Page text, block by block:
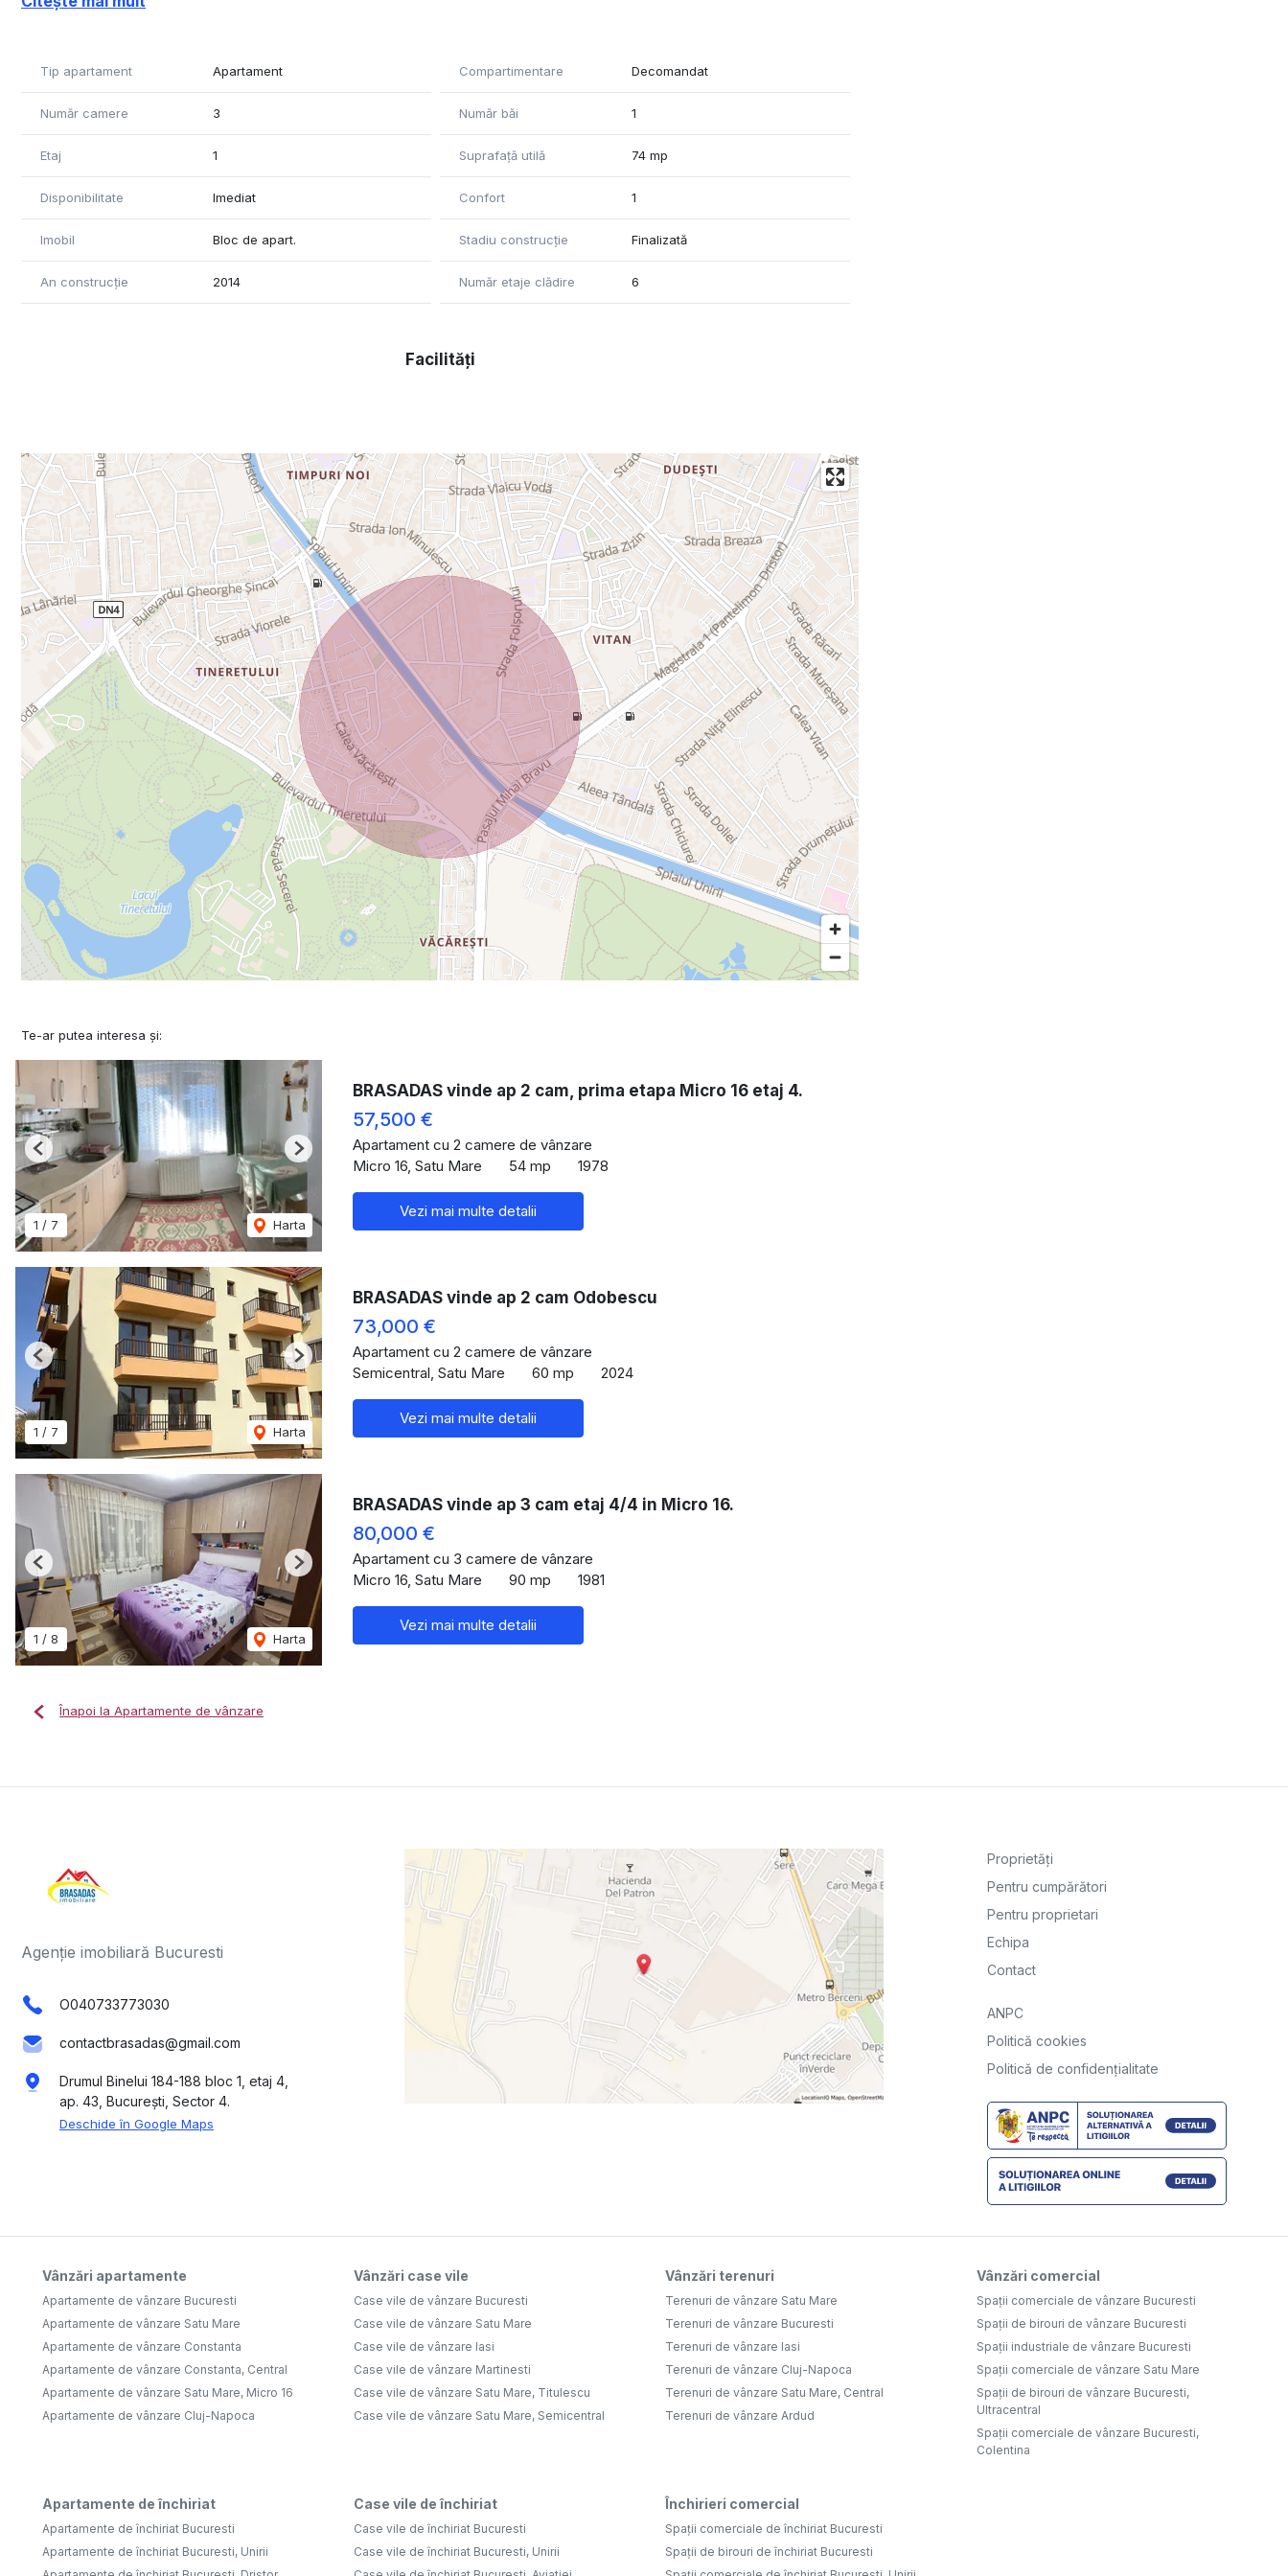
Persoana fizica, nu se percepe Tva , toate actele!
Tip apartament Apartament Compartimentare Decomandat
Număr camere 3 Număr băi 1
Etaj 1 Suprafață utilă 74 mp
Disponibilitate Imediat Confort 1
Imobil Bloc de apart. Stadiu construcție Finalizată
An construcție 2014 Număr etaje clădire 6
Facilități
Te-ar putea interesa și:
1 / 7 Harta
Previous Next
BRASADAS vinde ap 2 cam, prima etapa Micro 16 etaj 4.
57,500 €
Apartament cu 2 camere de vânzare
Micro 16, Satu Mare
54 mp 1978
Vezi mai multe detalii
1 / 7 Harta
Previous Next
BRASADAS vinde ap 2 cam Odobescu
73,000 €
Apartament cu 2 camere de vânzare
Semicentral, Satu Mare
60 mp 2024
Vezi mai multe detalii
1 / 8 Harta
Previous Next
BRASADAS vinde ap 3 cam etaj 4/4 in Micro 16.
80,000 €
Apartament cu 3 camere de vânzare
Micro 16, Satu Mare
90 mp 1981
Vezi mai multe detalii
Înapoi la Apartamente de vânzare
Agenție imobiliară Bucuresti
O040733773030
contactbrasadas@gmail.com
Drumul Binelui 184-188 bloc 1, etaj 4,
ap. 43, București, Sector 4.
Deschide în Google Maps
Proprietăți
Pentru cumpărători
Pentru proprietari
Echipa
Contact
ANPC
Politică cookies
Politică de confidențialitate
Vânzări apartamente
Apartamente de vânzare Bucuresti
Apartamente de vânzare Satu Mare
Apartamente de vânzare Constanta
Apartamente de vânzare Constanta, Central
Apartamente de vânzare Satu Mare, Micro 16
Apartamente de vânzare Cluj-Napoca
Vânzări case vile
Case vile de vânzare Bucuresti
Case vile de vânzare Satu Mare
Case vile de vânzare Iasi
Case vile de vânzare Martinesti
Case vile de vânzare Satu Mare, Titulescu
Case vile de vânzare Satu Mare, Semicentral
Vânzări terenuri
Terenuri de vânzare Satu Mare
Terenuri de vânzare Bucuresti
Terenuri de vânzare Iasi
Terenuri de vânzare Cluj-Napoca
Terenuri de vânzare Satu Mare, Central
Terenuri de vânzare Ardud
Vânzări comercial
Spații comerciale de vânzare Bucuresti
Spații de birouri de vânzare Bucuresti
Spații industriale de vânzare Bucuresti
Spații comerciale de vânzare Satu Mare
Spații de birouri de vânzare Bucuresti,
Ultracentral
Spații comerciale de vânzare Bucuresti,
Colentina
Apartamente de închiriat
Apartamente de închiriat Bucuresti
Apartamente de închiriat Bucuresti, Unirii
Case vile de închiriat
Case vile de închiriat Bucuresti
Case vile de închiriat Bucuresti, Unirii
Închirieri comercial
Spații comerciale de închiriat Bucuresti
Spații de birouri de închiriat Bucuresti